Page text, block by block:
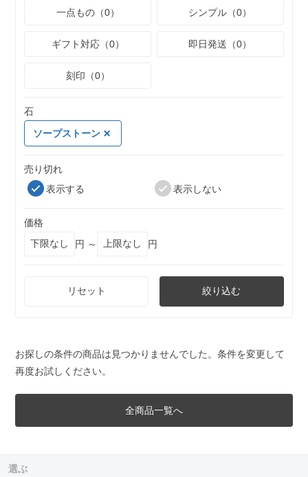
一点もの（0）
シンプル（0）
ギフト対応（0） 即日発送（0）
刻印（0）
石
ソープストーン
売り切れ
表示する
表示しない
価格
円 ～
円
リセット 絞り込む
お探しの条件の商品は見つかりませんでした。条件を変更して
再度お試しください。
全商品一覧へ
選ぶ